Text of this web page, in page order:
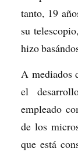
tanto, 19
su
hizo
A mediados
el
empleado
de los
que está